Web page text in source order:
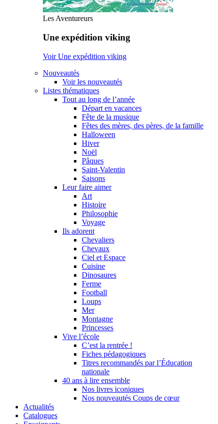
Les Aventureurs
Une expédition viking
Voir Une expédition viking
Nouveautés
Voir les nouveautés
Listes thématiques
Tout au long de l’année
Départ en vacances
Fête de la musique
Fêtes des mères, des pères, de la famille
Halloween
Hiver
Noël
Pâques
Saint-Valentin
Saisons
Leur faire aimer
Art
Histoire
Philosophie
Voyage
Ils adorent
Chevaliers
Chevaux
Ciel et Espace
Cuisine
Dinosaures
Ferme
Football
Loups
Mer
Montagne
Princesses
Vive l’école
C’est la rentrée !
Fiches pédagogiques
Titres recommandés par l’Éducation
nationale
40 ans à lire ensemble
Nos livres iconiques
Nos nouveautés Coups de cœur
Actualités
Catalogues